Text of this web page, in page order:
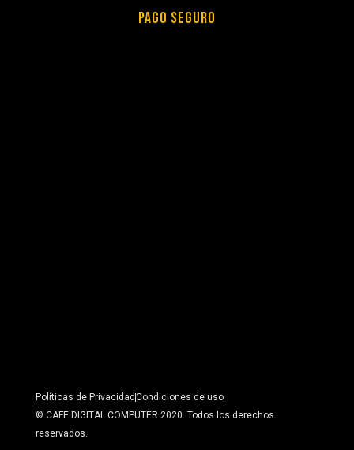
PAGO SEGURO
Políticas de Privacidad Condiciones de uso
© CAFE DIGITAL COMPUTER 2020. Todos los derechos
reservados.